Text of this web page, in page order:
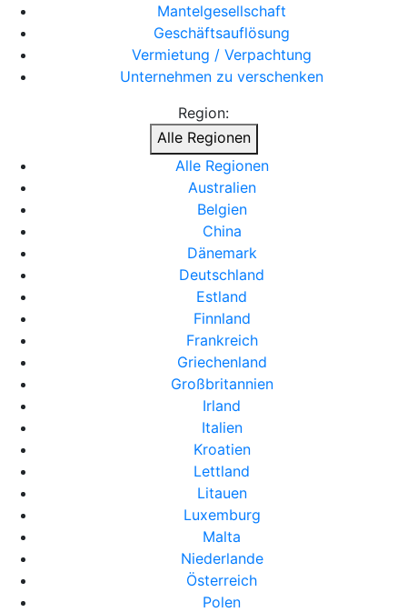
Mantelgesellschaft
Geschäftsauflösung
Vermietung / Verpachtung
Unternehmen zu verschenken
Region:
Alle Regionen
Alle Regionen
Australien
Belgien
China
Dänemark
Deutschland
Estland
Finnland
Frankreich
Griechenland
Großbritannien
Irland
Italien
Kroatien
Lettland
Litauen
Luxemburg
Malta
Niederlande
Österreich
Polen